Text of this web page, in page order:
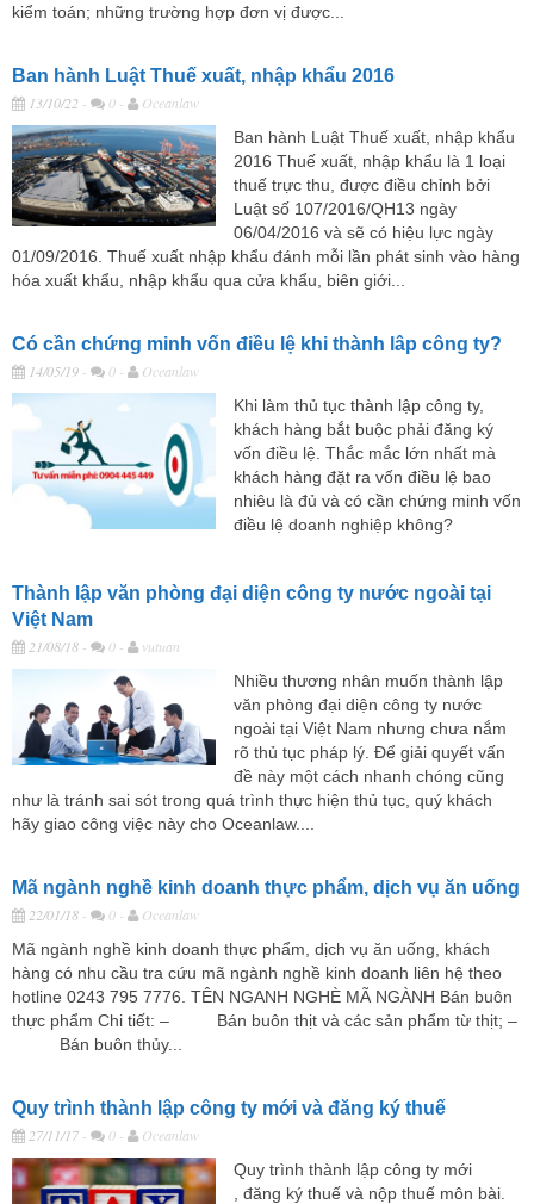
kiểm toán; những trường hợp đơn vị được...
Ban hành Luật Thuế xuất, nhập khẩu 2016
13/10/22 - 0 -
Oceanlaw
Ban hành Luật Thuế xuất, nhập khẩu
2016 Thuế xuất, nhập khẩu là 1 loại
thuế trực thu, được điều chỉnh bởi
Luật số 107/2016/QH13 ngày
06/04/2016 và sẽ có hiệu lực ngày
01/09/2016. Thuế xuất nhập khẩu đánh mỗi lần phát sinh vào hàng
hóa xuất khẩu, nhập khẩu qua cửa khẩu, biên giới...
Có cần chứng minh vốn điều lệ khi thành lâp công ty?
14/05/19 - 0 -
Oceanlaw
Khi làm thủ tục thành lập công ty,
khách hàng bắt buộc phải đăng ký
vốn điều lệ. Thắc mắc lớn nhất mà
khách hàng đặt ra vốn điều lệ bao
nhiêu là đủ và có cần chứng minh vốn
điều lệ doanh nghiệp không?
Thành lập văn phòng đại diện công ty nước ngoài tại
Việt Nam
21/08/18 - 0 -
vutuan
Nhiều thương nhân muốn thành lập
văn phòng đại diện công ty nước
ngoài tại Việt Nam nhưng chưa nắm
rõ thủ tục pháp lý. Để giải quyết vấn
đề này một cách nhanh chóng cũng
như là tránh sai sót trong quá trình thực hiện thủ tục, quý khách
hãy giao công việc này cho Oceanlaw....
Mã ngành nghề kinh doanh thực phẩm, dịch vụ ăn uống
22/01/18 - 0 -
Oceanlaw
Mã ngành nghề kinh doanh thực phẩm, dịch vụ ăn uống, khách
hàng có nhu cầu tra cứu mã ngành nghề kinh doanh liên hệ theo
hotline 0243 795 7776. TÊN NGANH NGHÈ MÃ NGÀNH Bán buôn
thực phẩm Chi tiết: – Bán buôn thịt và các sản phẩm từ thịt; –
Bán buôn thủy...
Quy trình thành lập công ty mới và đăng ký thuế
27/11/17 - 0 -
Oceanlaw
Quy trình thành lập công ty mới
, đăng ký thuế và nộp thuế môn bài.